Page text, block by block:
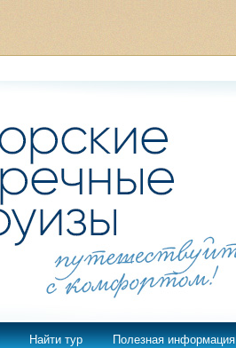
Найти тур Полезная информация